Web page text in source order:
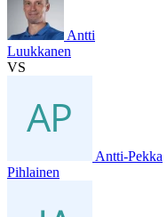
Antti
Luukkanen
VS
Antti-Pekka
Pihlainen